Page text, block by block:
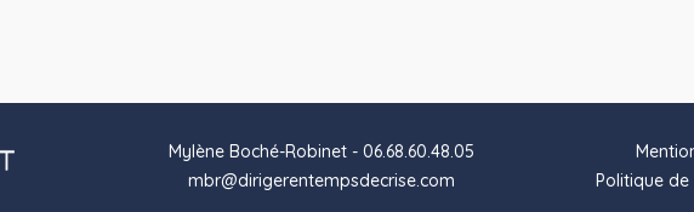
Mylène Boché-Robinet - 06.68.60.48.05
mbr@dirigerentempsdecrise.com
Politique